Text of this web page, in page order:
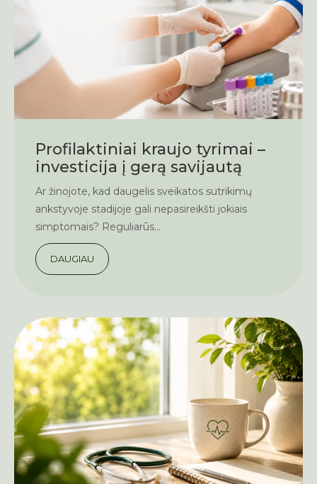
Profilaktiniai kraujo tyrimai –
investicija į gerą savijautą
Ar žinojote, kad daugelis sveikatos sutrikimų
ankstyvoje stadijoje gali nepasireikšti jokiais
simptomais? Reguliarūs...
DAUGIAU